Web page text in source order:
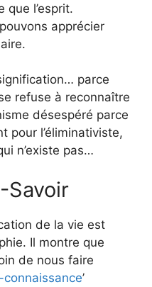
que l’esprit.
apprécier
parce
refuse à reconnaître
désespéré parce
pour l’éliminativiste,
n’existe pas…
Savoir
de la vie est
Il montre que
de nous faire
’